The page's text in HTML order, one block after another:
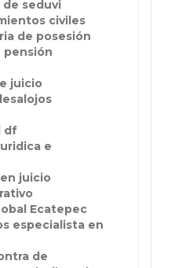
de seduvi
civiles
de posesión
pensión
juicio
df
e
juicio
Ecatepec
especialista en
de